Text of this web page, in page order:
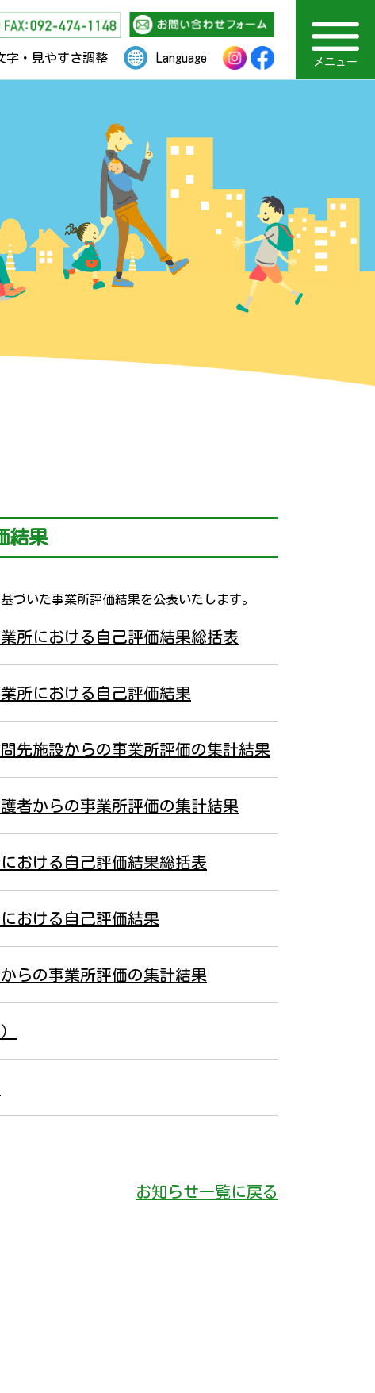
字・見やすさ調整 Language メニュー
TOPページ
主な事業内容
通園部門
地域支援
ボランティア情報
施設概要
アクセス
お知らせ
採用情報
福岡市社会福祉事業団
結果
づいた事業所評価結果を公表いたします。
所における自己評価結果総括表
所における自己評価結果
先施設からの事業所評価の集計結果
者からの事業所評価の集計結果
おける自己評価結果総括表
おける自己評価結果
らの事業所評価の集計結果
お知らせ一覧に戻る